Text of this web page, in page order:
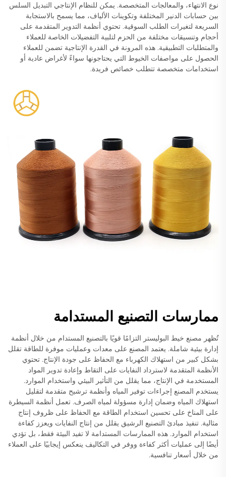
نوع الانتهاء، والمعالجات المتخصصة. يمكن للنظام الإنتاجي التبديل السلس
بين حسابات الدنير المختلفة وتكوينات الألياف، مما يسمح بالاستجابة
السريعة لتغيرات الطلب السوقية. تحتوي أنظمة التدوير المتقدمة على
أحجام وتنسيقات مختلفة من الحزم لتلبية التفضيلات الخاصة للعملاء
والمتطلبات التطبيقية. هذه المرونة في القدرة الإنتاجية تضمن للعملاء
الحصول على مواصفات الخيوط التي يحتاجونها سواءً لأغراض عادية أو
استخدامات متخصصة تتطلب خصائص فريدة.
ممارسات التصنيع المستدامة
تُظهر مصنع خيط البوليستر التزامًا قويًا بالتصنيع المستدام من خلال أنظمة
إدارة بيئية شاملة. يعتمد المصنع على معدات وعمليات موفرة للطاقة تقلل
بشكل كبير من استهلاك الكهرباء مع الحفاظ على جودة الإنتاج. تحتوي
الأنظمة المتقدمة لاسترداد النفايات على التقاط وإعادة تدوير المواد
المستخدمة في الإنتاج، مما يقلل من التأثير البيئي واستخدام الموارد.
يستخدم المصنع إجراءات توفير المياه وأنظمة ترشيح متقدمة لتقليل
استهلاك المياه وضمان إدارة مسؤولة لمياه الصرف. تعمل أنظمة السيطرة
على المناخ على تحسين استخدام الطاقة مع الحفاظ على ظروف إنتاج
مثالية. تنفيذ مبادئ التصنيع الرشيق يقلل من إنتاج النفايات ويعزز كفاءة
استخدام الموارد. هذه الممارسات المستدامة لا تفيد البيئة فقط، بل تؤدي
أيضًا إلى عمليات أكثر كفاءة ووفر في التكاليف ينعكس إيجابيًا على العملاء
من خلال أسعار تنافسية.